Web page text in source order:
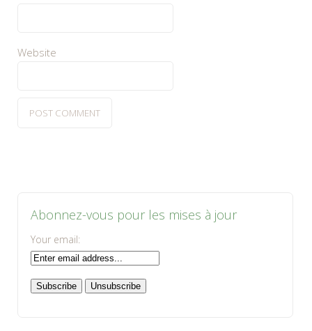
Website
Abonnez-vous pour les mises à jour
Your email: